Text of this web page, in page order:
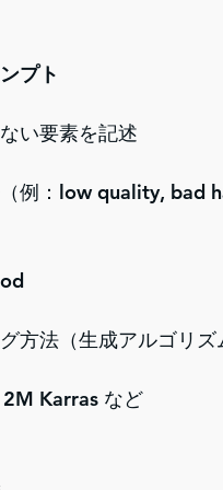
プト
い要素を記述
例：low quality, bad
方法（生成アルゴリズ
Karras など